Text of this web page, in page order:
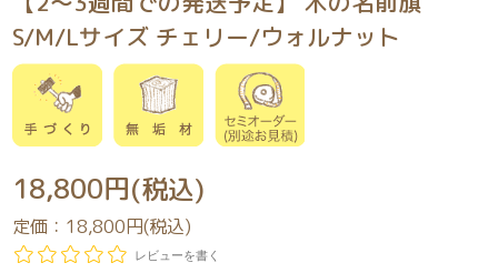
S/M/Lサイズ チェリー/ウォルナット
18,800円(税込)
定価： 18,800円(税込)
レビューを書く